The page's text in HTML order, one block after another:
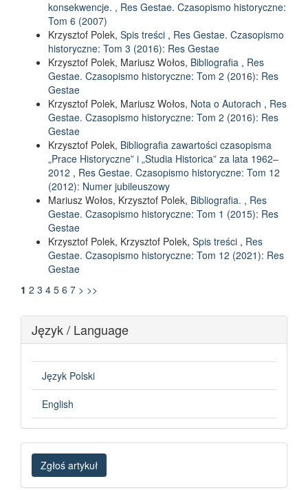
konsekwencje. , Res Gestae. Czasopismo historyczne:
Tom 6 (2007)
Krzysztof Polek, Spis treści , Res Gestae. Czasopismo
historyczne: Tom 3 (2016): Res Gestae
Krzysztof Polek, Mariusz Wołos, Bibliografia , Res
Gestae. Czasopismo historyczne: Tom 2 (2016): Res
Gestae
Krzysztof Polek, Mariusz Wołos, Nota o Autorach , Res
Gestae. Czasopismo historyczne: Tom 2 (2016): Res
Gestae
Krzysztof Polek, Bibliografia zawartości czasopisma
„Prace Historyczne” i „Studia Historica” za lata 1962–
2012 , Res Gestae. Czasopismo historyczne: Tom 12
(2012): Numer jubileuszowy
Mariusz Wołos, Krzysztof Polek, Bibliografia. , Res
Gestae. Czasopismo historyczne: Tom 1 (2015): Res
Gestae
Krzysztof Polek, Krzysztof Polek, Spis treści , Res
Gestae. Czasopismo historyczne: Tom 12 (2021): Res
Gestae
1 2 3 4 5 6 7 > >>
Język / Language
Język Polski
English
Zgłoś
artykuł
Zgłoś artykuł